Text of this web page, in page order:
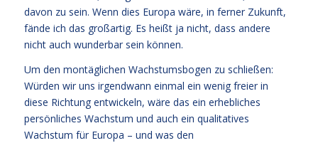
davon zu sein. Wenn dies Europa wäre, in ferner Zukunft,
fände ich das großartig. Es heißt ja nicht, dass andere
nicht auch wunderbar sein können.
Um den montäglichen Wachstumsbogen zu schließen:
Würden wir uns irgendwann einmal ein wenig freier in
diese Richtung entwickeln, wäre das ein erhebliches
persönliches Wachstum und auch ein qualitatives
Wachstum für Europa – und was den